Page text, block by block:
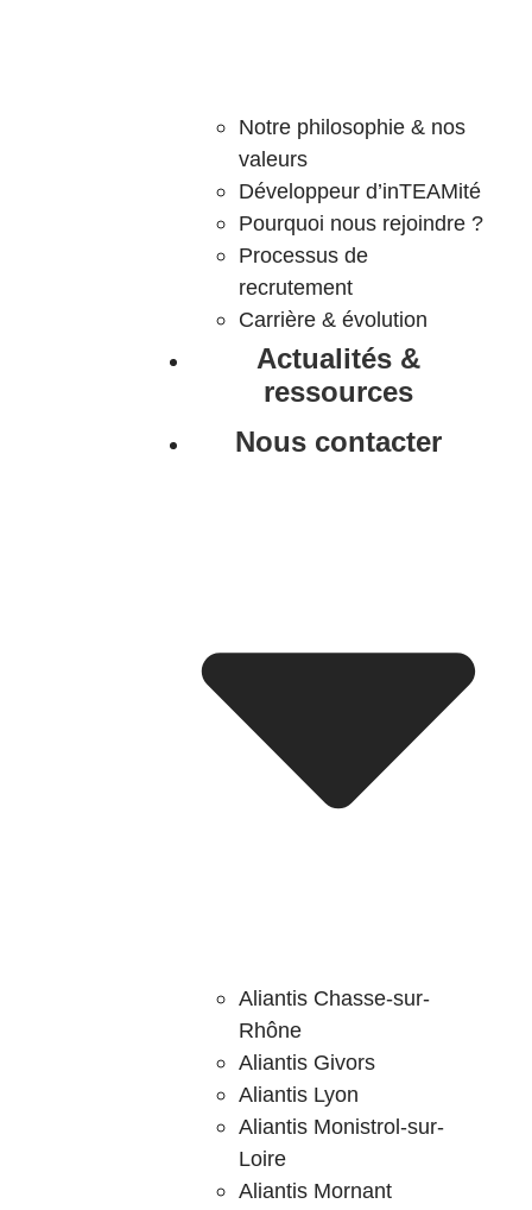
Notre philosophie & nos
valeurs
Développeur d’inTEAMité
Pourquoi nous rejoindre ?
Processus de
recrutement
Carrière & évolution
Actualités &
ressources
Nous contacter
Aliantis Chasse-sur-
Rhône
Aliantis Givors
Aliantis Lyon
Aliantis Monistrol-sur-
Loire
Aliantis Mornant